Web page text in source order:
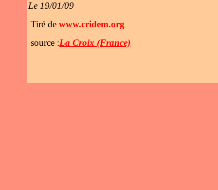
Le 19/01/09
Tiré de www.cridem.org
source :La Croix (France)